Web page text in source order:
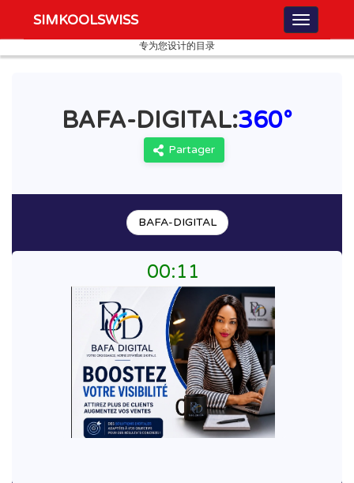
SIMKOOLSWISS
专为您设计的目录
BAFA-DIGITAL:360°
Partager
BAFA-DIGITAL
00:11